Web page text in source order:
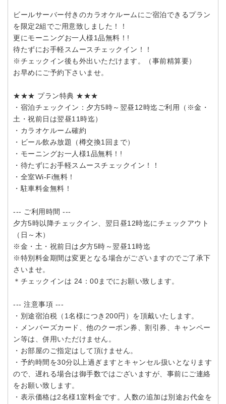
ビールサーバー付きのカラオケルームにご宿泊できるプラン
を限定2組でご用意致しました！！
更にモーニングお一人様1品無料！!
待たずにお手軽スムースチェックイン！！
※チェックイン後も外出いただけます。（事前精算要）
お早めにご予約下さいませ。
★★★ プラン特典 ★★★
・宿泊チェックイン：夕方5時～翌昼12時迄ご利用（※金・
土・祝前日は翌昼11時迄）
・カラオケルーム確約
・ビール飲み放題（樽交換1回まで）
・モーニングお一人様1品無料！!
・待たずにお手軽スムースチェックイン！！
・全室Wi-Fi無料！
・駐車料金無料！
--- ご利用時間 ---
夕方5時以降チェックイン、翌日昼12時迄にチェックアウト
（日～木）
※金・土・祝前日は夕方5時～翌昼11時迄
※特別料金期間は変更となる場合がございますのでご了承下
さいませ。
＊チェックインは 24：00までにお願い致します。
--- 注意事項 ---
・別途宿泊税（1名様につき200円）を頂戴いたします。
・メンバーズカード、他のクーポン券、割引券、キャンペー
ン等は、併用いただけません。
・お部屋のご指定はして頂けません。
・予約時間を30分以上過ぎますとキャンセル扱いとなります
ので、遅れる場合は御手数ではございますが、事前にご連絡
をお願い致します。
・表示価格は2名様1室料金です。人数の追加は別途お代金を